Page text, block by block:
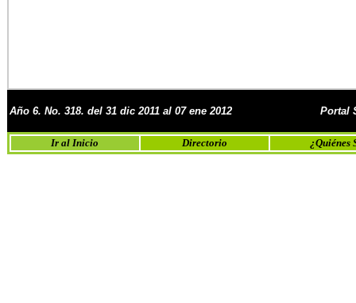
Año 6. No. 318. del 31 dic 2011 al 07 ene 2012 Portal
Ir al Inicio Directorio ¿Quiénes